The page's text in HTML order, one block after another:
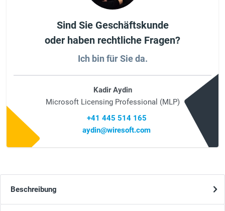
Sind Sie Geschäftskunde
oder haben rechtliche Fragen?
Ich bin für Sie da.
Kadir Aydin
Microsoft Licensing Professional (MLP)
+41 445 514 165
aydin@wiresoft.com
Beschreibung